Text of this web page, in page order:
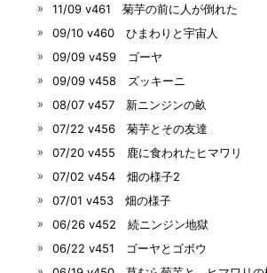
11/09 v461 菊芋の前に人が倒れた
09/10 v460 ひまわりと宇宙人
09/09 v459 ゴーヤ
09/09 v458 ズッキーニ
08/07 v457 新ニンジンの畝
07/22 v456 菊芋とその友達
07/20 v455 鹿に食われたヒマワリ
07/02 v454 畑の様子2
07/01 v453 畑の様子
06/26 v452 続ニンジン地獄
06/22 v451 ゴーヤとゴボウ